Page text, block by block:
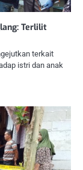
Terlilit
terkait
istri dan anak